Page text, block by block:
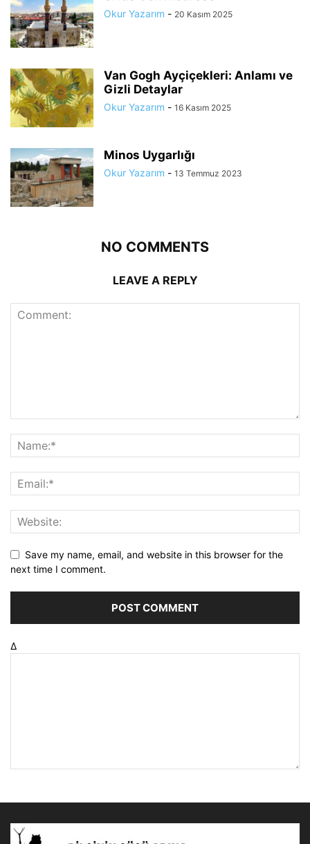
Okur Yazarım - 20 Kasım 2025
Van Gogh Ayçiçekleri: Anlamı ve
Gizli Detaylar
Okur Yazarım - 16 Kasım 2025
Minos Uygarlığı
Okur Yazarım - 13 Temmuz 2023
NO COMMENTS
LEAVE A REPLY
Save my name, email, and website in this browser for the
next time I comment.
Δ